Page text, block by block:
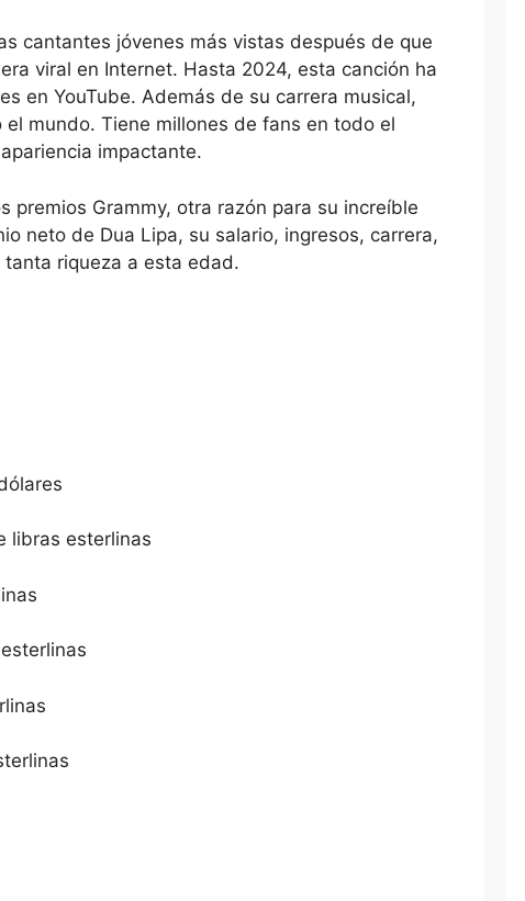
cantantes jóvenes más vistas después de que
viral en Internet. Hasta 2024, esta canción ha
en YouTube. Además de su carrera musical,
mundo. Tiene millones de fans en todo el
impactante.
premios Grammy, otra razón para su increíble
neto de Dua Lipa, su salario, ingresos, carrera,
riqueza a esta edad.
libras esterlinas